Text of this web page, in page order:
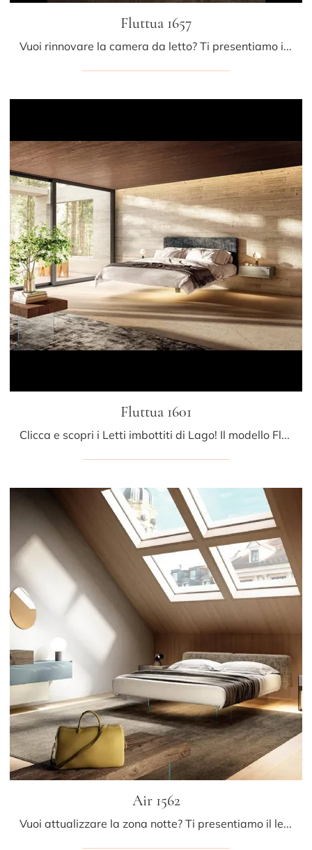
Fluttua 1657
Vuoi rinnovare la camera da letto? Ti presentiamo il letto in tessuto Fluttua 1657 di Lago per spazi design.
Fluttua 1601
Clicca e scopri i Letti imbottiti di Lago! Il modello Fluttua 1601 in tessuto ti aspetta nelle versioni matrimoniali.
Air 1562
Vuoi attualizzare la zona notte? Ti presentiamo il letto in tessuto Air 1562 di Lago per spazi design.